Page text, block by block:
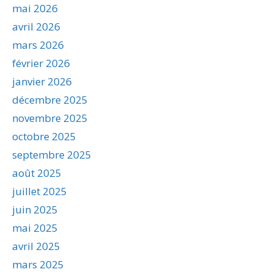
mai 2026
avril 2026
mars 2026
février 2026
janvier 2026
décembre 2025
novembre 2025
octobre 2025
septembre 2025
août 2025
juillet 2025
juin 2025
mai 2025
avril 2025
mars 2025